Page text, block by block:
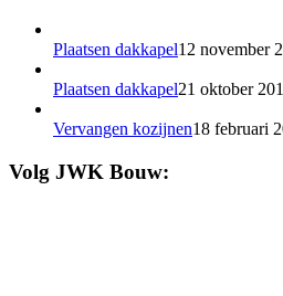
Plaatsen dakkapel12 november
Plaatsen dakkapel21 oktober
Vervangen kozijnen18 februari
Volg JWK Bouw: